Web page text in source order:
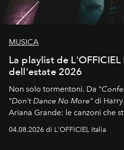
MUSICA
La playlist de
dell'estate 2026
Non solo tormentoni. Da "
"Don't Dance No More" di
Ariana Grande: le canzoni che
04.08.2026 di L'OFFICIEL Italia